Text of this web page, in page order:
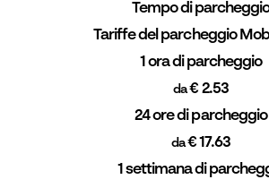
Tempo di
Tariffe del parcheggio
1 ora di parcheggio
da€ 2.53
24 ore di parcheggio
da€ 17.63
1 settimana di